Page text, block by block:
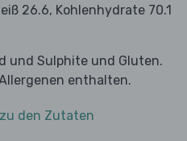
26.6, Kohlenhydrate 70.1
und Sulphite und Gluten.
enthalten.
den Zutaten